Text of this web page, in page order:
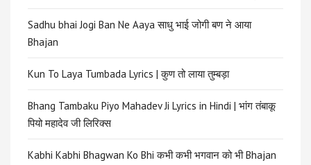
Sadhu bhai Jogi Ban Ne Aaya साधु भाई जोगी बण ने आया
Bhajan
Kun To Laya Tumbada Lyrics | कुण तो लाया तुम्बड़ा
Bhang Tambaku Piyo Mahadev Ji Lyrics in Hindi | भांग तंबाकू
पियो महादेव जी लिरिक्स
Kabhi Kabhi Bhagwan Ko Bhi कभी कभी भगवान को भी Bhajan